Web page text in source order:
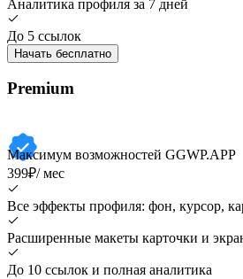
Аналитика профиля за 7 дней
До 5 ссылок
Начать бесплатно
Premium
Максимум возможностей GGWP.APP
399₽/ мес
Все эффекты профиля: фон, курсор,
Расширенные макеты карточки и
До 10 ссылок и полная аналитика